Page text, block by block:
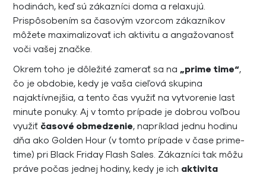
hodinách, keď sú zákazníci doma a relaxujú.
Prispôsobením sa časovým vzorcom zákazníkov
môžete maximalizovať ich aktivitu a angažovanosť
voči vašej značke.
Okrem toho je dôležité zamerať sa na„prime time“,
čo je obdobie, kedy je vaša cieľová skupina
najaktívnejšia, a tento čas využiť na vytvorenie last
minute ponuky. Aj v tomto prípade je dobrou voľbou
využiť časové obmedzenie, napríklad jednu hodinu
dňa ako Golden Hour (v tomto prípade v čase prime-
time) pri Black Friday Flash Sales. Zákazníci tak môžu
práve počas jednej hodiny, kedy je ich aktivita